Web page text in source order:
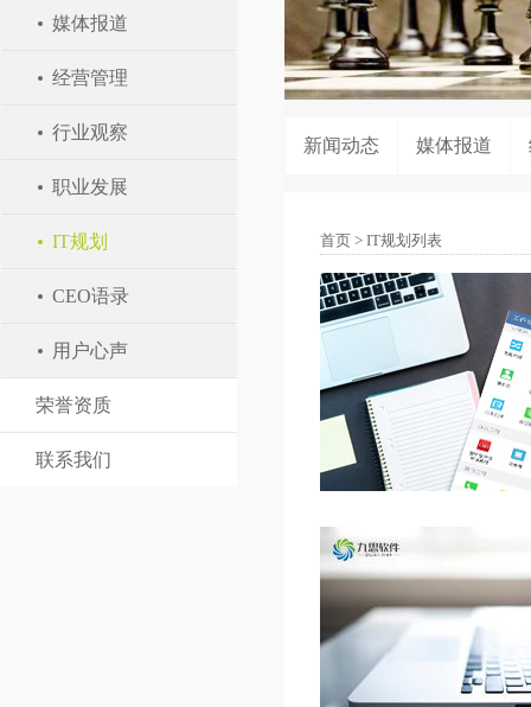
媒体报道
经营管理
行业观察
职业发展
IT规划
CEO语录
用户心声
荣誉资质
联系我们
新闻动态 媒体报道
首页 > IT规划列表